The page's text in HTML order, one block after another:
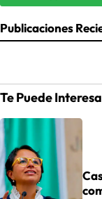
Publicaciones
Te Puede